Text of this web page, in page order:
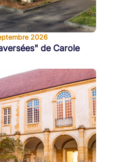
2026
de Carole